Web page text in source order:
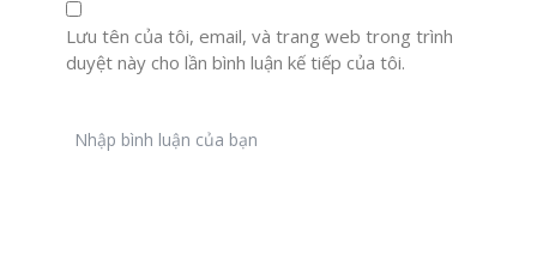
Lưu tên của tôi, email, và trang web trong trình
duyệt này cho lần bình luận kế tiếp của tôi.